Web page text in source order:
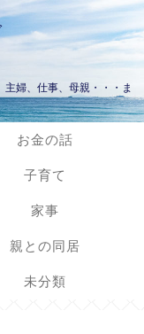
婦、仕事、母親・・・ま
お金の話
子育て
家事
親との同居
未分類